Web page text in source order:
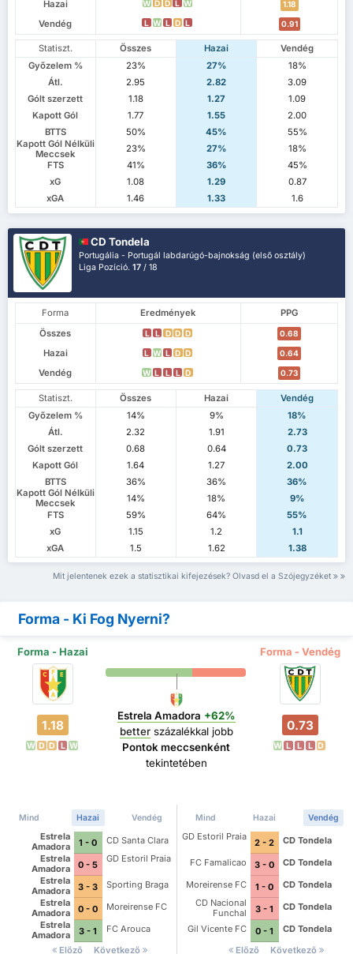
Hazai W D D L W 1.18
Vendég L W L D L 0.91
Statiszt. Összes Hazai
Vendég
Győzelem %
23% 27%
18%
Átl.
2.95 2.82
3.09
Gólt szerzett
1.18 1.27
1.09
Kapott Gól
1.77 1.55
2.00
BTTS
50% 45%
55%
Kapott Gól Nélküli
Meccsek
23% 27%
18%
FTS
41% 36%
45%
xG
1.08 1.29
0.87
xGA
1.46 1.33 1.6
CD Tondela
Portugália - Portugál labdarúgó-bajnokság (első osztály)
Liga Pozíció.17 / 18
Forma Eredmények
PPG
Összes
L L D D D 0.68
Hazai L W L D D 0.64
Vendég W L L L D 0.73
Statiszt. Összes Hazai
Vendég
Győzelem %
14% 9%
18%
Átl.
2.32 1.91
2.73
Gólt szerzett
0.68 0.64
0.73
Kapott Gól
1.64 1.27
2.00
BTTS
36% 36%
36%
Kapott Gól Nélküli
Meccsek
14% 18%
9%
FTS
59% 64%
55%
xG
1.15 1.2
1.1
xGA
1.5 1.62 1.38
Mit jelentenek ezek a statisztikai kifejezések? Olvasd el a Szójegyzéket
Forma - Ki Fog Nyerni?
Forma - Hazai Forma - Vendég
1.18
W D D L W
Estrela Amadora +62%
betterszázalékkal jobb
Pontok meccsenként
tekintetében
0.73
W L L L D
Mind Hazai Vendég
Estrela
Amadora
1 - 0
CD Santa Clara
Estrela
Amadora
0 - 5
GD Estoril Praia
Estrela
Amadora
3 - 3
Sporting Braga
Estrela
Amadora
0 - 0
Moreirense FC
Estrela
Amadora
3 - 1
FC Arouca
Előző
Következő
Mind Hazai Vendég
GD Estoril Praia
2 - 2
CD Tondela
FC Famalicao
3 - 0
CD Tondela
Moreirense FC
1 - 0
CD Tondela
CD Nacional
Funchal
3 - 1
CD Tondela
Gil Vicente FC
0 - 1
CD Tondela
Előző
Következő